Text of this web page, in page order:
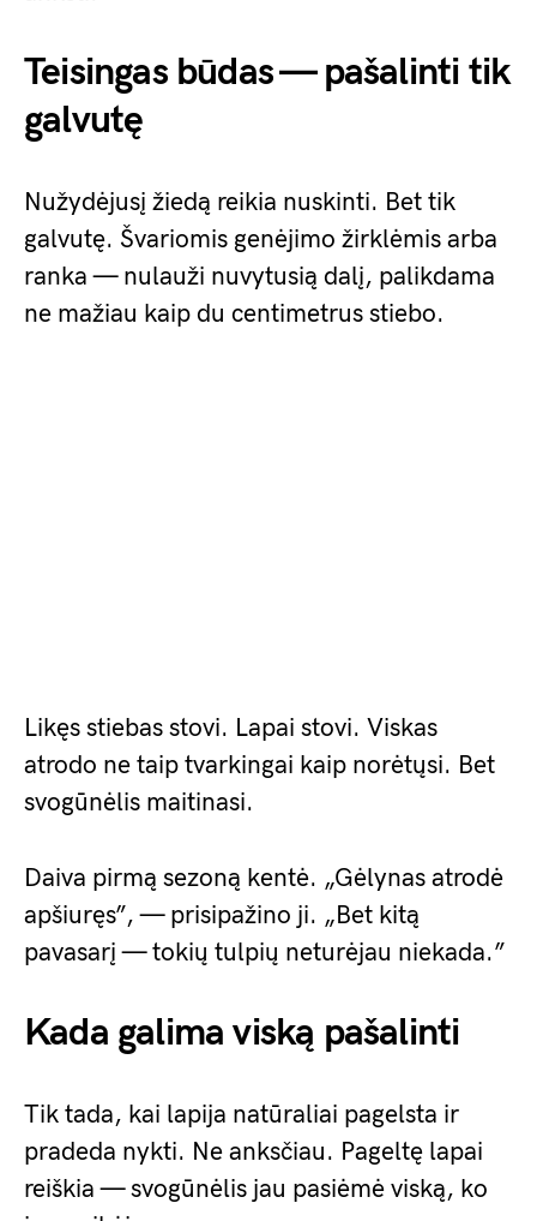
Teisingas būdas — pašalinti tik
galvutę
Nužydėjusį žiedą reikia nuskinti. Bet tik
galvutę. Švariomis genėjimo žirklėmis arba
ranka — nulauži nuvytusią dalį, palikdama
ne mažiau kaip du centimetrus stiebo.
Likęs stiebas stovi. Lapai stovi. Viskas
atrodo ne taip tvarkingai kaip norėtųsi. Bet
svogūnėlis maitinasi.
Daiva pirmą sezoną kentė. „Gėlynas atrodė
apšiuręs”, — prisipažino ji. „Bet kitą
pavasarį — tokių tulpių neturėjau niekada.”
Kada galima viską pašalinti
Tik tada, kai lapija natūraliai pagelsta ir
pradeda nykti. Ne anksčiau. Pageltę lapai
reiškia — svogūnėlis jau pasiėmė viską, ko